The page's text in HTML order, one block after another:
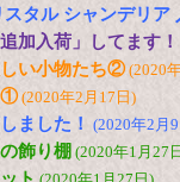
タル シャンデリア
加入荷」してます！
しい小物たち②(2020
①(2020年2月17日)
ました！ (2020年2月
飾り棚 (2020年1月27